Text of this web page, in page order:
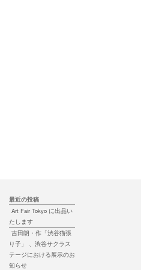
最近の投稿
Art Fair Tokyo に出品い
たします
吉田朗・作「渋谷猫張
り子」 、渋谷サクラス
テージにおける展示のお
知らせ